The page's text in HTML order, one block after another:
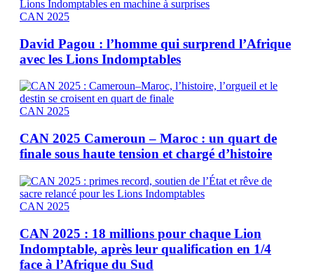
CAN 2025
David Pagou : l’homme qui surprend l’Afrique
avec les Lions Indomptables
CAN 2025
CAN 2025 Cameroun – Maroc : un quart de
finale sous haute tension et chargé d’histoire
CAN 2025
CAN 2025 : 18 millions pour chaque Lion
Indomptable, après leur qualification en 1/4
face à l’Afrique du Sud